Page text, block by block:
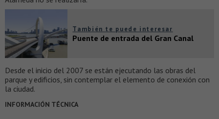
También te puede interesar
Puente de entrada del Gran Canal
Desde el inicio del 2007 se están ejecutando las obras del
parque y edificios, sin contemplar el elemento de conexión con
la ciudad.
INFORMACIÓN TÉCNICA